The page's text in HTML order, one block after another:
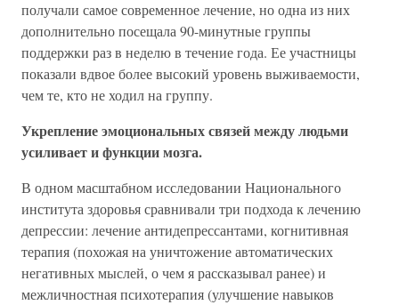
получали самое современное лечение, но одна из них
дополнительно посещала 90-минутные группы
поддержки раз в неделю в течение года. Ее участницы
показали вдвое более высокий уровень выживаемости,
чем те, кто не ходил на группу.
Укрепление эмоциональных связей между людьми
усиливает и функции мозга.
В одном масштабном исследовании Национального
института здоровья сравнивали три подхода к лечению
депрессии: лечение антидепрессантами, когнитивная
терапия (похожая на уничтожение автоматических
негативных мыслей, о чем я рассказывал ранее) и
межличностная психотерапия (улучшение навыков